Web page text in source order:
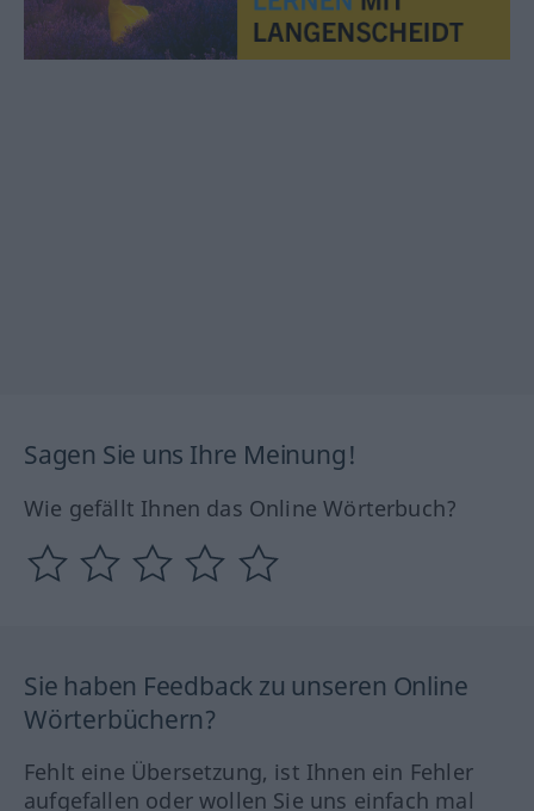
Sagen Sie uns Ihre Meinung!
Wie gefällt Ihnen das Online Wörterbuch?
Sie haben Feedback zu unseren Online
Wörterbüchern?
Fehlt eine Übersetzung, ist Ihnen ein Fehler
aufgefallen oder wollen Sie uns einfach mal